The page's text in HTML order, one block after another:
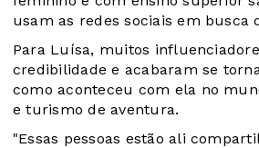
usam as redes sociais em busca
Para Luísa, muitos
credibilidade e acabaram se
como aconteceu com ela no
e turismo de aventura.
"Essas pessoas estão ali